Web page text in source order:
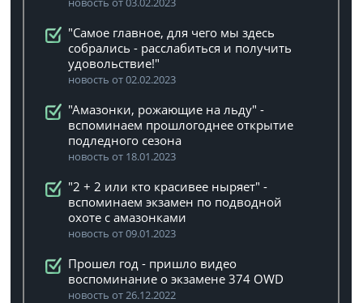
"Самое главное, для чего мы здесь
собрались - расслабиться и получить
удовольствие!"
новость от 02.02.2023
"Амазонки, рожающие на льду" -
вспоминаем прошлогоднее открытие
подледного сезона
новость от 18.01.2023
"2 + 2 или кто красивее ныряет" -
вспоминаем экзамен по подводной
охоте с амазонками
новость от 09.01.2023
Прошел год - пришло видео
воспоминание о экзамене 374 OWD
новость от 26.12.2022